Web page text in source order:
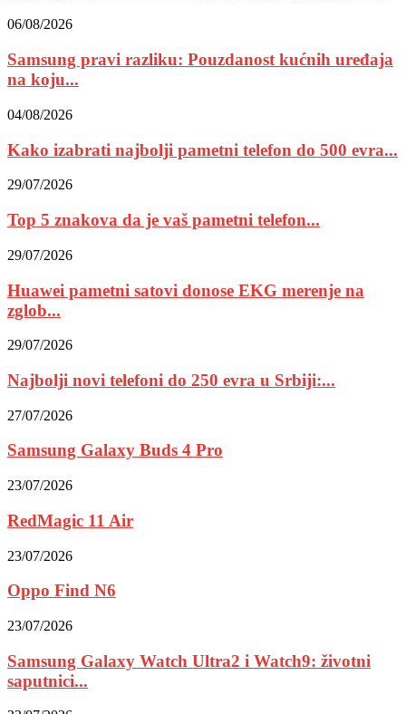
06/08/2026
Samsung pravi razliku: Pouzdanost kućnih uređaja
na koju...
04/08/2026
Kako izabrati najbolji pametni telefon do 500 evra...
29/07/2026
Top 5 znakova da je vaš pametni telefon...
29/07/2026
Huawei pametni satovi donose EKG merenje na
zglob...
29/07/2026
Najbolji novi telefoni do 250 evra u Srbiji:...
27/07/2026
Samsung Galaxy Buds 4 Pro
23/07/2026
RedMagic 11 Air
23/07/2026
Oppo Find N6
23/07/2026
Samsung Galaxy Watch Ultra2 i Watch9: životni
saputnici...